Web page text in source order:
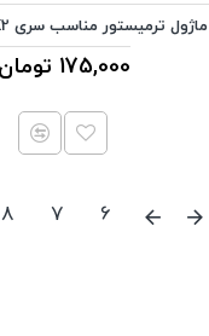
ماژول ترمیستور مناسب سری K2 از کریلیتی
175,000 تومان
6
7
8